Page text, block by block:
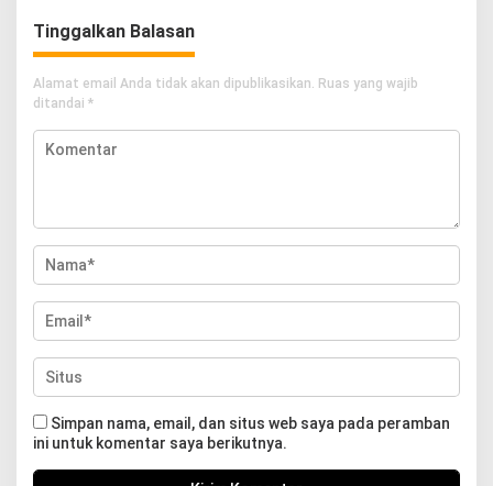
Tinggalkan Balasan
Alamat email Anda tidak akan dipublikasikan. Ruas yang wajib
ditandai *
Simpan nama, email, dan situs web saya pada peramban
ini untuk komentar saya berikutnya.